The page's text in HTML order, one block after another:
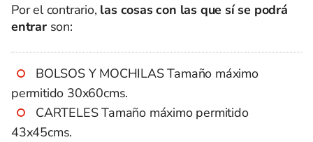
Por el contrario, las cosas con las que sí se podrá
entrarson:
BOLSOS Y MOCHILAS Tamaño máximo
permitido 30x60cms.
CARTELES Tamaño máximo permitido
43x45cms.